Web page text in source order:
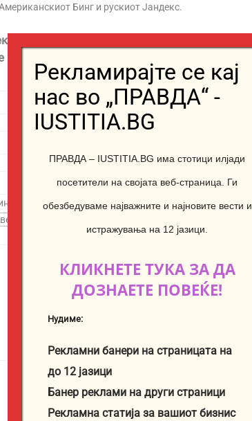
Бинг и рускиот Јандекс.
формуларот подолу | Контактирајте нè
формуларот подолу :
Рекламирајте се кај
нас во „ПРАВДА“ -
IUSTITIA.BG
ПРАВДА – IUSTITIA.BG има стотици илјади
посетители на својата веб-страница. Ги
обезбедуваме најважните и најновите вести и
истражувања на 12 јазици.
КЛИКНЕТЕ ТУКА ЗА ДА
ДОЗНАЕТЕ ПОВЕЌЕ!
Нудиме:
Рекламни банери на страницата на
до 12 јазици
Банер реклами на други страници
Рекламна статија за вашиот бизнис